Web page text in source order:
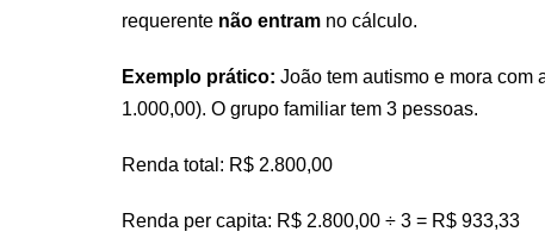
requerente não entram no cálculo.
Exemplo prático: João tem autismo e mora com
1.000,00). O grupo familiar tem 3 pessoas.
Renda total: R$ 2.800,00
Renda per capita: R$ 2.800,00 ÷ 3 = R$ 933,33